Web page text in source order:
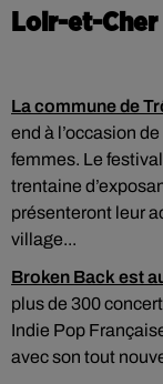
Loir-et-Cher
La commune de
end à l’occasion
femmes. Le
trentaine
présenteront leur
village...
Broken Back est
plus de 300
Indie Pop
avec son tout